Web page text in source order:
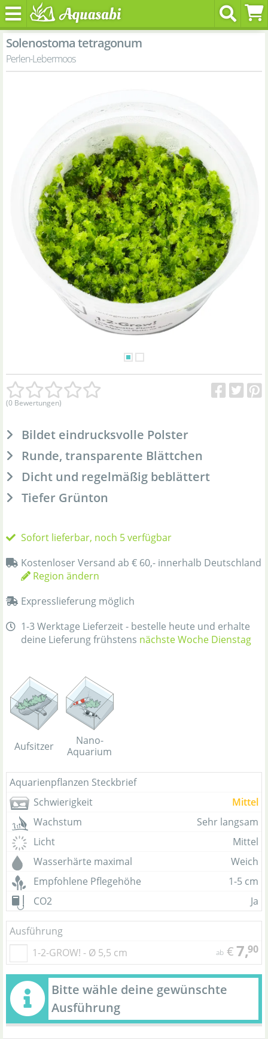
Solenostoma tetragonum
Perlen-Lebermoos
(0 Bewertungen)
Bildet eindrucksvolle Polster
Runde, transparente Blättchen
Dicht und regelmäßig beblättert
Tiefer Grünton
Sofort lieferbar, noch 5 verfügbar
Kostenloser Versand ab € 60,- innerhalb Deutschland
Region ändern
Expresslieferung möglich
1-3 Werktage Lieferzeit - bestelle heute und erhalte
deine Lieferung frühstens nächste Woche Dienstag
Aufsitzer
Nano-
Aquarium
Aquarienpflanzen Steckbrief
Schwierigkeit
Mittel
Wachstum
Sehr langsam
Licht
Mittel
Wasserhärte maximal
Weich
Empfohlene Pflegehöhe
1-5 cm
CO2
Ja
Ausführung
1-2-GROW! - Ø 5,5 cm
ab €7,90
Bitte wähle deine gewünschte
Ausführung